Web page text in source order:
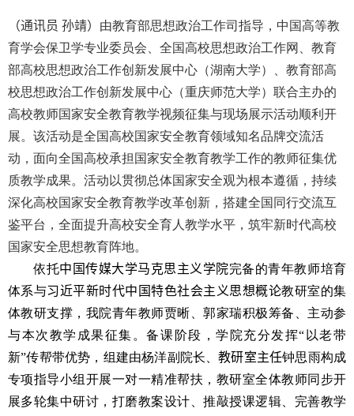
（通讯员 孙靖） 由教育部思想政治工作司指导，中国高等教
育学会保卫学专业委员会、全国高校思想政治工作网、教育
部高校思想政治工作创新发展中心（湖南大学）、教育部高
校思想政治工作创新发展中心（重庆师范大学）联合主办的
高校教师国家安全教育教学视频征集与现场展示活动顺利开
展。该活动是全国高校国家安全教育领域知名品牌交流活
动，面向全国高校承担国家安全教育教学工作的教师征集优
质教学成果。活动以贯彻总体国家安全观为根本遵循，持续
深化高校国家安全教育教学改革创新，搭建全国同行交流互
鉴平台，全面提升高校安全育人教学水平，筑牢新时代高校
国家安全思想教育阵地。
依托中国传媒大学马克思主义学院完备的青年教师培育
体系与习近平新时代中国特色社会主义思想概论教研室的集
体教研支撑，我院青年教师贾晰、郭家瑞积极筹备、主动参
与本次教学成果征集。备课阶段，学院充分发挥“以老带
新”传帮带优势，组建由杨洋副院长、教研室主任钟思雨构成
专项指导小组开展一对一精准帮扶，教研室全体教师同步开
展多轮集中研讨，打磨教案设计、推敲授课逻辑、完善教学